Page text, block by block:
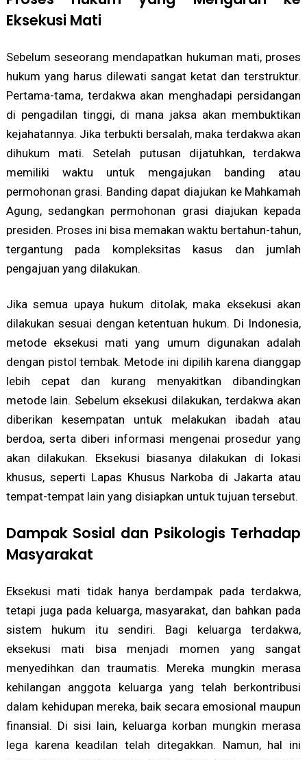
Eksekusi Mati
Sebelum seseorang mendapatkan hukuman mati, proses
hukum yang harus dilewati sangat ketat dan terstruktur.
Pertama-tama, terdakwa akan menghadapi persidangan
di pengadilan tinggi, di mana jaksa akan membuktikan
kejahatannya. Jika terbukti bersalah, maka terdakwa akan
dihukum mati. Setelah putusan dijatuhkan, terdakwa
memiliki waktu untuk mengajukan banding atau
permohonan grasi. Banding dapat diajukan ke Mahkamah
Agung, sedangkan permohonan grasi diajukan kepada
presiden. Proses ini bisa memakan waktu bertahun-tahun,
tergantung pada kompleksitas kasus dan jumlah
pengajuan yang dilakukan.
Jika semua upaya hukum ditolak, maka eksekusi akan
dilakukan sesuai dengan ketentuan hukum. Di Indonesia,
metode eksekusi mati yang umum digunakan adalah
dengan pistol tembak. Metode ini dipilih karena dianggap
lebih cepat dan kurang menyakitkan dibandingkan
metode lain. Sebelum eksekusi dilakukan, terdakwa akan
diberikan kesempatan untuk melakukan ibadah atau
berdoa, serta diberi informasi mengenai prosedur yang
akan dilakukan. Eksekusi biasanya dilakukan di lokasi
khusus, seperti Lapas Khusus Narkoba di Jakarta atau
tempat-tempat lain yang disiapkan untuk tujuan tersebut.
Dampak Sosial dan Psikologis Terhadap
Masyarakat
Eksekusi mati tidak hanya berdampak pada terdakwa,
tetapi juga pada keluarga, masyarakat, dan bahkan pada
sistem hukum itu sendiri. Bagi keluarga terdakwa,
eksekusi mati bisa menjadi momen yang sangat
menyedihkan dan traumatis. Mereka mungkin merasa
kehilangan anggota keluarga yang telah berkontribusi
dalam kehidupan mereka, baik secara emosional maupun
finansial. Di sisi lain, keluarga korban mungkin merasa
lega karena keadilan telah ditegakkan. Namun, hal ini